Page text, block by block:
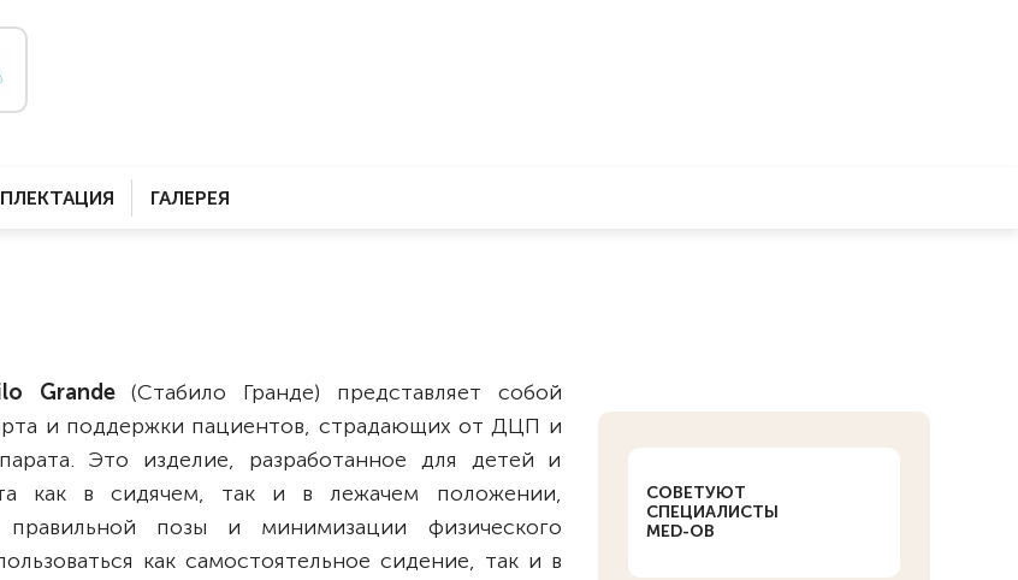
электроприводом
Оборудование с туалетом
колясок
Вертикализаторы
Кровати для дома
Кислородное оборудование
Для ванны
Для дома
ГАЛЕРЕЯ
СОВЕТУЮТ
СПЕЦИАЛИСТЫ
MED-OB
Grande(Стабило Гранде) представляет собой
и поддержки пациентов, страдающих от ДЦП и
Это изделие, разработанное для детей и
как в сидячем, так и в лежачем положении,
позы и минимизации физического
как самостоятельное сидение, так и в